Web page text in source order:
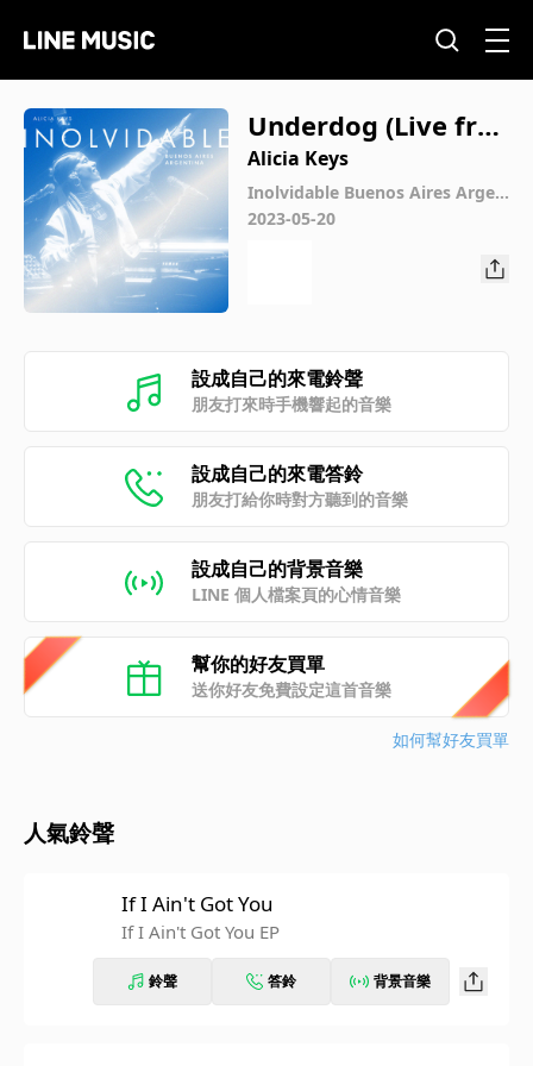
Underdog (Live fro
m Movistar Arena B
uenos Aires, Argent
ina)
Alicia Keys
Inolvidable Buenos Aires Argen
tina (Live from Movistar Arena
2023-05-20
設成自己的來電鈴聲
朋友打來時手機響起的音樂
設成自己的來電答鈴
朋友打給你時對方聽到的音樂
設成自己的背景音樂
LINE 個人檔案頁的心情音樂
幫你的好友買單
送你好友免費設定這首音樂
如何幫好友買單
人氣鈴聲
If I Ain't Got You
If I Ain't Got You EP
鈴聲 答鈴 背景音樂